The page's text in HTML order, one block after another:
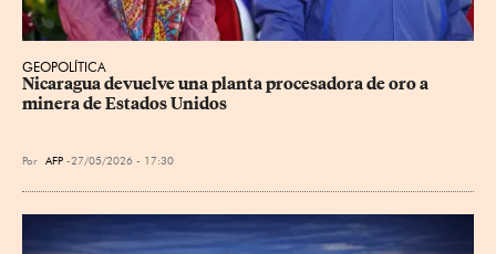
GEOPOLÍTICA
Nicaragua devuelve una planta procesadora de oro a
minera de Estados Unidos
Por AFP 27/05/2026 - 17:30